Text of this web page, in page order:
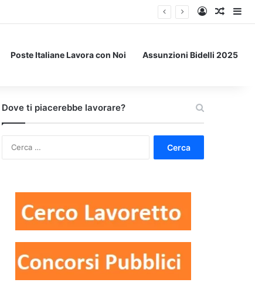
Accedi
Un
Poste Italiane Lavora con Noi Assunzioni Bidelli 2025
Dove ti piacerebbe lavorare?